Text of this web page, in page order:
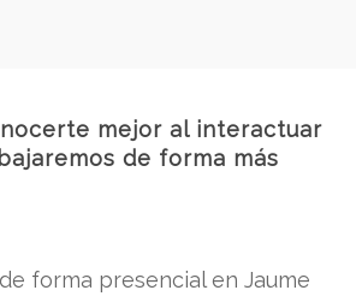
mejor al interactuar
de forma más
forma presencial en Jaume